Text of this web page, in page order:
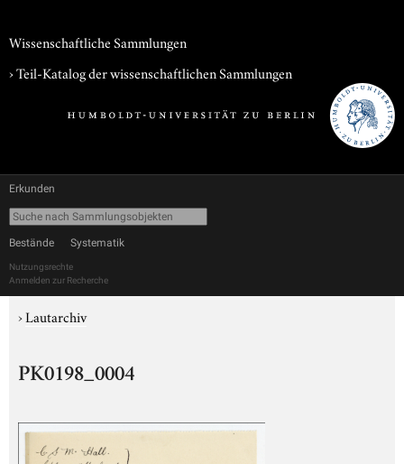
Wissenschaftliche Sammlungen
› Teil-Katalog der wissenschaftlichen Sammlungen
Erkunden
Bestände Systematik
Nutzungsrechte
Anmelden zur Recherche
›Lautarchiv
PK0198_0004